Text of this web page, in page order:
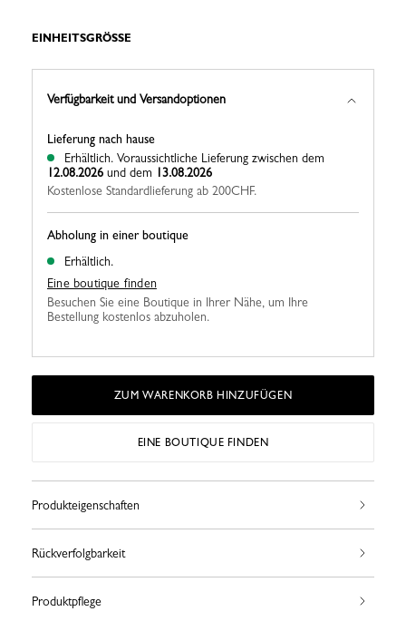
EINHEITSGRÖSSE
Verfügbarkeit und Versandoptionen
Abholung in einer boutique
Erhältlich.
Eine boutique finden
Besuchen Sie eine Boutique in Ihrer Nähe, um Ihre
Bestellung kostenlos abzuholen.
Lieferung nach hause
Erhältlich. Voraussichtliche Lieferung zwischen dem
12.08.2026 und dem 13.08.2026
Kostenlose Standardlieferung ab 200CHF.
ZUM WARENKORB HINZUFÜGEN
EINE BOUTIQUE FINDEN
Produkteigenschaften
Rückverfolgbarkeit
Produktpflege